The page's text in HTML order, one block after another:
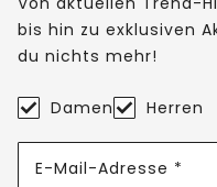
bis hin zu exklusiven
du nichts mehr!
Damen Herren
E-Mail-Adresse *